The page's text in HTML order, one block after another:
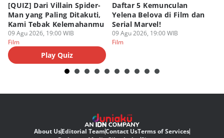
[QUIZ] Dari Villain Spider-
Man yang Paling Ditakuti,
Kami Tebak Kelemahanmu
09 Agu 2026, 19:00 WIB
Film
Play Quiz
Daftar 5 Kemunculan
Yelena Belova di Film dan
Serial Marvel!
09 Agu 2026, 19:00 WIB
Film
About UsEditorial TeamContact UsTerms of Services